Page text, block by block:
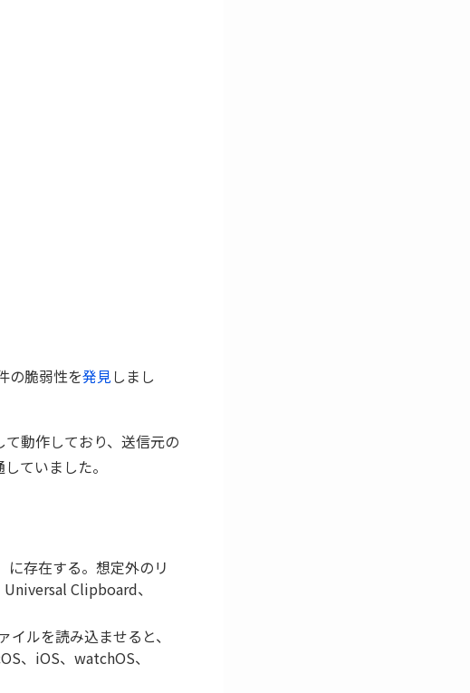
の脆弱性を発見しまし
動作しており、送信元の
ていました。
に存在する。想定外のリ
Clipboard、
イルを読み込ませると、
、iOS、watchOS、